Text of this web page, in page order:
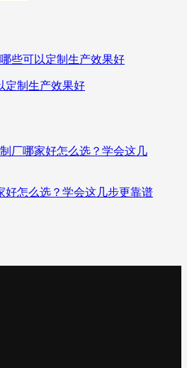
定制生产效果好
好怎么选？学会这几步更靠谱